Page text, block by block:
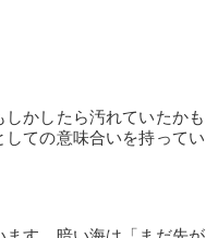
かしたら汚れていたかも
ての意味合いを持ってい